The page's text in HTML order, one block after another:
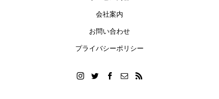
会社案内
お問い合わせ
プライバシーポリシー